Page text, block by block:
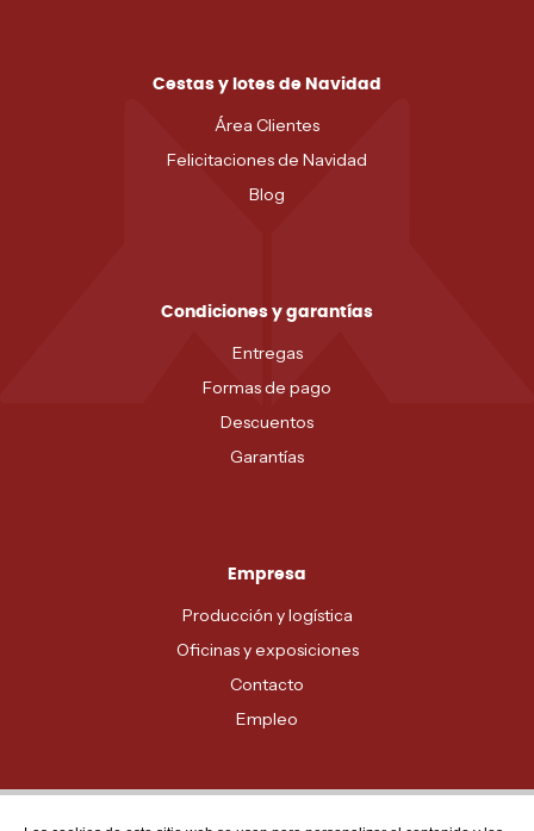
Cestas y lotes de Navidad
Área Clientes
Felicitaciones de Navidad
Blog
Condiciones y garantías
Entregas
Formas de pago
Descuentos
Garantías
Empresa
Producción y logística
Oficinas y exposiciones
Contacto
Empleo